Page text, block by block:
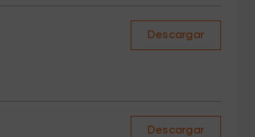
Descargar
Descargar